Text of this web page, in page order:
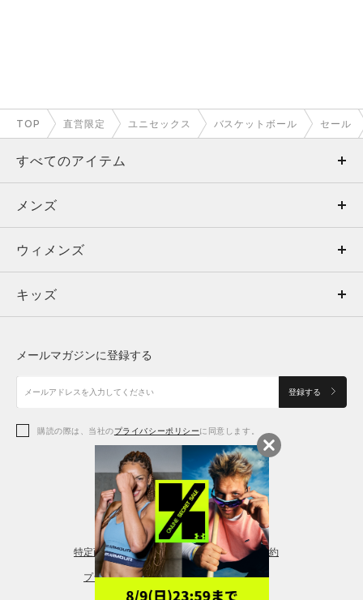
TOP 直営限定 ユニセックス バスケットボール セール
すべてのアイテム
メンズ
ウィメンズ
キッズ
アクセサリー
メンズ
トップス
ボトムス
アクセサリー
ウィメンズ
トップス
シューズ
アクセサリー
レギンス＆タイツ
キッズ
シューズ
メールマガジンに登録する
登録する
購読の際は、当社のプライバシーポリシーに同意します。
特定商取引法に基づく通販の表記 会員規約
プライバシーポリシー